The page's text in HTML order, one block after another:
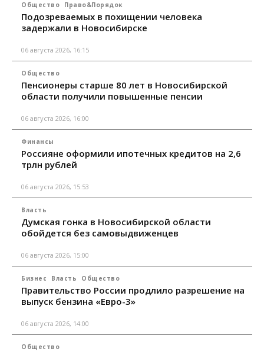
Общество Право&Порядок
Подозреваемых в похищении человека
задержали в Новосибирске
06 августа 2026, 16:15
Общество
Пенсионеры старше 80 лет в Новосибирской
области получили повышенные пенсии
06 августа 2026, 16:00
Финансы
Россияне оформили ипотечных кредитов на 2,6
трлн рублей
06 августа 2026, 15:53
Власть
Думская гонка в Новосибирской области
обойдется без самовыдвиженцев
06 августа 2026, 15:00
Бизнес Власть Общество
Правительство России продлило разрешение на
выпуск бензина «Евро-3»
06 августа 2026, 14:00
Общество